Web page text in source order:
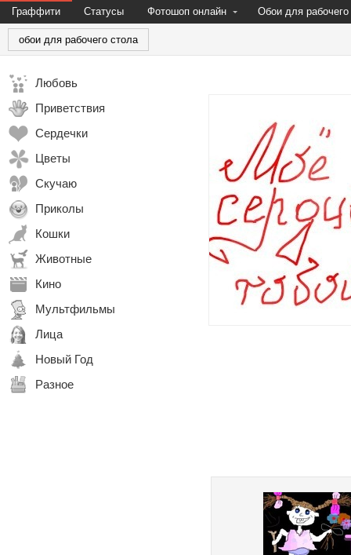
Граффити Статусы Фотошоп онлайн Обои для рабочего
обои для рабочего стола
Любовь
Приветствия
Сердечки
Цветы
Скучаю
Приколы
Кошки
Животные
Кино
Мультфильмы
Лица
Новый Год
Разное